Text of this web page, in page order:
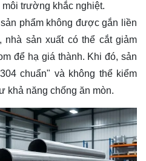
trường khắc nghiệt.
phẩm không được gắn liền
nhà sản xuất có thể cắt giảm
để hạ giá thành. Khi đó, sản
chuẩn" và không thể kiểm
khả năng chống ăn mòn.